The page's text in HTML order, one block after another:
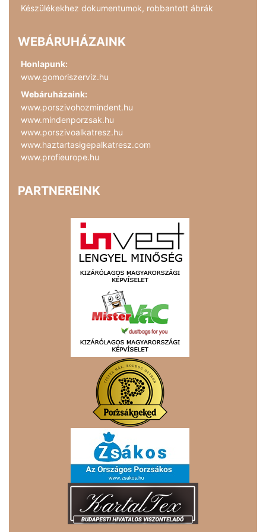
Készülékekhez dokumentumok, robbantott ábrák
WEBÁRUHÁZAINK
Honlapunk:
www.gomoriszerviz.hu
Webáruházaink:
www.porszivohozmindent.hu
www.mindenporzsak.hu
www.porszivoalkatresz.hu
www.haztartasigepalkatresz.com
www.profieurope.hu
PARTNEREINK